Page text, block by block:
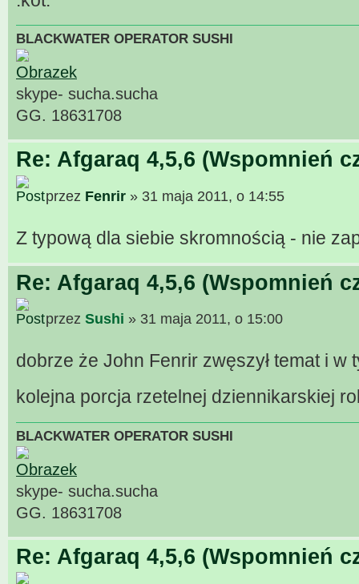
BLACKWATER OPERATOR SUSHI
skype- sucha.sucha
GG. 18631708
Re: Afgaraq 4,5,6 (Wspomnień
przez Fenrir » 31 maja 2011, o 14:55
Z typową dla siebie skromnością - nie
Re: Afgaraq 4,5,6 (Wspomnień
przez Sushi » 31 maja 2011, o 15:00
dobrze że John Fenrir zwęszył temat i w
kolejna porcja rzetelnej dziennikarskiej
BLACKWATER OPERATOR SUSHI
skype- sucha.sucha
GG. 18631708
Re: Afgaraq 4,5,6 (Wspomnień